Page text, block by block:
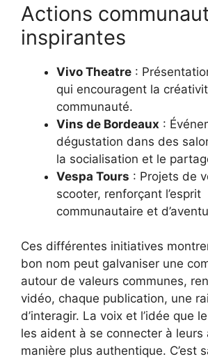
Actions
inspirantes
Vivo Theatre :
qui encouragent la
communauté.
Vins de Bordeaux :
dégustation dans des
la socialisation et le
Vespa Tours : Projets de
scooter, renforçant l’esprit
communautaire et
Ces différentes initiatives
bon nom peut galvaniser une
autour de valeurs communes,
vidéo, chaque publication, une
d’interagir. La voix et l’idée que
les aident à se connecter à leurs
manière plus authentique. C’est